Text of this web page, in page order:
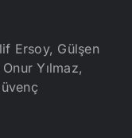
Ersoy, Gülşen
Yılmaz,